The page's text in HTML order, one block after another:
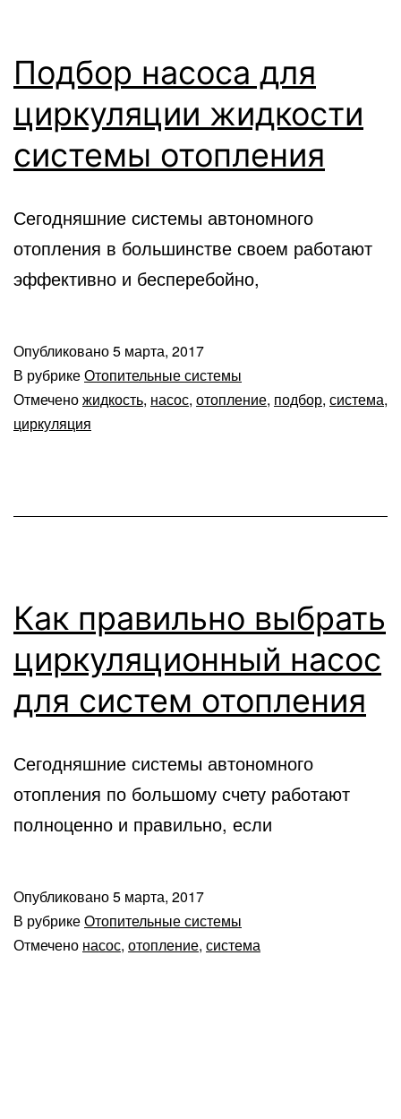
Подбор насоса для
циркуляции жидкости
системы отопления
Сегодняшние системы автономного
отопления в большинстве своем работают
эффективно и бесперебойно,
Опубликовано5 марта, 2017
В рубрикеОтопительные системы
Отмеченожидкость, насос, отопление, подбор, система,
циркуляция
Как правильно выбрать
циркуляционный насос
для систем отопления
Сегодняшние системы автономного
отопления по большому счету работают
полноценно и правильно, если
Опубликовано5 марта, 2017
В рубрикеОтопительные системы
Отмечено насос, отопление, система